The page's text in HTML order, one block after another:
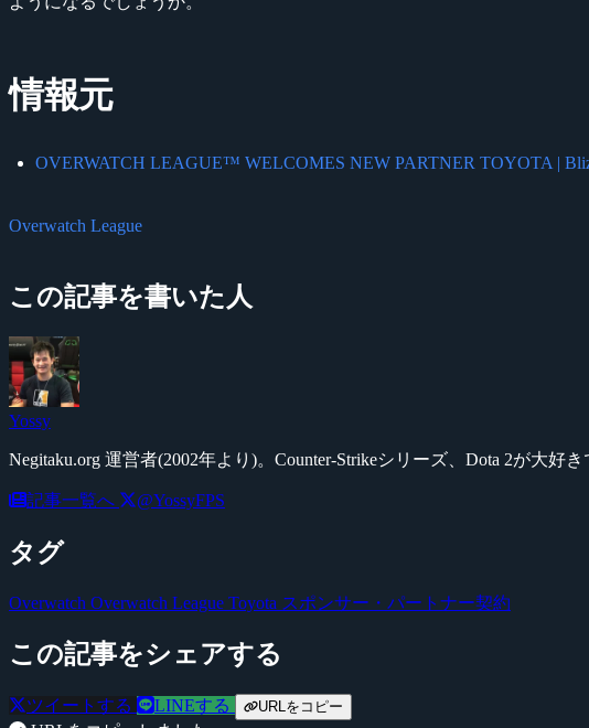
情報元
OVERWATCH LEAGUE™ WELCOMES NEW PARTNER TOYOTA |
Overwatch League
この記事を書いた人
Yossy
Negitaku.org 運営者(2002年より)。Counter-Strikeシリーズ、Dota 2が大
記事一覧へ @YossyFPS
タグ
Overwatch Overwatch League Toyota スポンサー・パートナー契約
この記事をシェアする
ツイートする LINEする URLをコピー